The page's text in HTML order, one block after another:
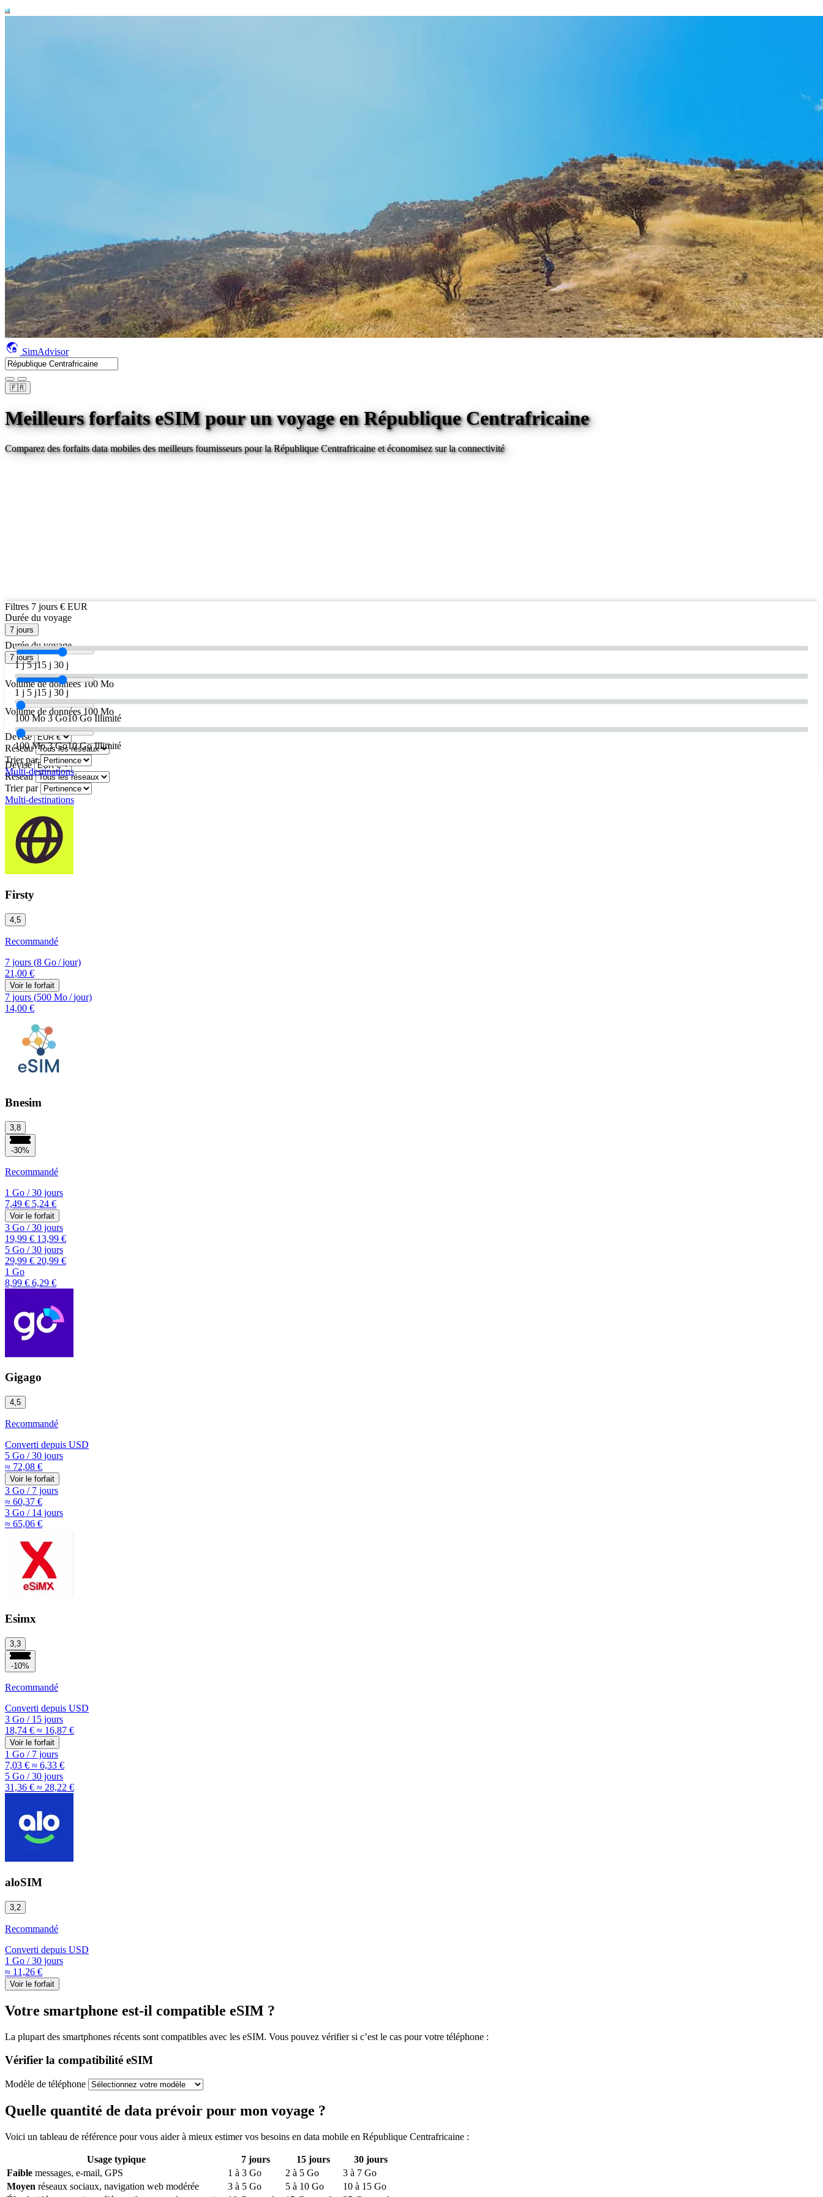
SimAdvisor
🇫🇷
Meilleurs forfaits eSIM pour un voyageen République Centrafricaine
Comparez des forfaits data mobiles des meilleurs fournisseurs pourla République Centrafricaineet économisez sur la connectivité
Filtres 7 jours € EUR
Durée du voyage
7 jours
1 j 5 j15 j 30 j
Volume de données 100 Mo
100 Mo 3 Go10 Go Illimité
Devise
Réseau
Trier par
Multi-destinations
Durée du voyage
7 jours
1 j 5 j15 j 30 j
Volume de données 100 Mo
100 Mo 3 Go10 Go Illimité
Devise
Réseau
Trier par
Multi-destinations
Firsty
4,5
Recommandé
7 jours (8 Go/jour)
21,00 €
Voir le forfait
7 jours (500 Mo/jour)
14,00 €
Bnesim
3,8
-30%
Recommandé
1 Go /30 jours
7,49 € 5,24 €
Voir le forfait
3 Go /30 jours
19,99 € 13,99 €
5 Go /30 jours
29,99 € 20,99 €
1 Go
8,99 € 6,29 €
Gigago
4,5
Recommandé
Converti depuis USD
5 Go /30 jours
≈ 72,08 €
Voir le forfait
3 Go /7 jours
≈ 60,37 €
3 Go /14 jours
≈ 65,06 €
Esimx
3,3
-10%
Recommandé
Converti depuis USD
3 Go /15 jours
18,74 € ≈ 16,87 €
Voir le forfait
1 Go /7 jours
7,03 € ≈ 6,33 €
5 Go /30 jours
31,36 € ≈ 28,22 €
aloSIM
3,2
Recommandé
Converti depuis USD
1 Go /30 jours
≈ 11,26 €
Voir le forfait
Votre smartphone est-il compatible eSIM ?
La plupart des smartphones récents sont compatibles avec les eSIM. Vous pouvez vérifier si c’est le cas pour votre téléphone :
Vérifier la compatibilité eSIM
Modèle de téléphone
Quelle quantité de data prévoir pour mon voyage ?
Voici un tableau de référence pour vous aider à mieux estimer vos besoins en data mobile en République Centrafricaine :
Usage typique 7jours 15jours 30jours
Faible messages, e-mail, GPS 1 à 3 Go 2 à 5 Go 3 à 7 Go
Moyen réseaux sociaux, navigation web modérée 3 à 5 Go 5 à 10 Go 10 à 15 Go